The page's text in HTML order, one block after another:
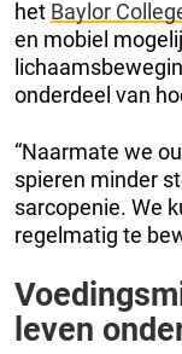
het Baylor
en mobiel
onderdeel van
“Naarmate we
spieren minder
sarcopenie. We
regelmatig te
leven